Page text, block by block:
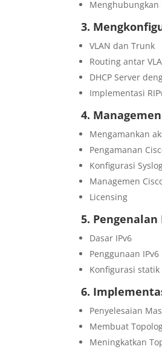
3.
VLAN dan Trunk
Routing antar
DHCP Server
Implementasi
4.
Mengamankan
Pengamanan
Konfigurasi
Managemen
Licensing
5. Pengenalan
Dasar IPv6
Penggunaan IPv6
Konfigurasi
6.
Penyelesaian
Membuat
Meningkatkan